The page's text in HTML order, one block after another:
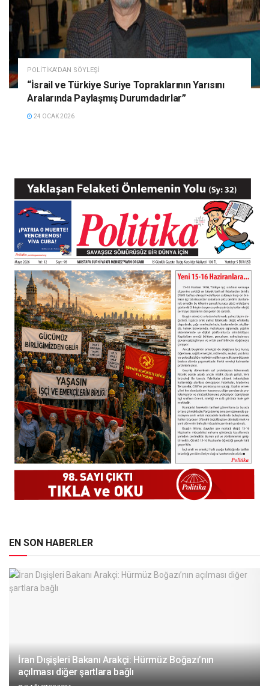
POLITIKA'DAN SÖYLEŞI
“İsrail ve Türkiye Suriye Topraklarının Yarısını
Aralarında Paylaşmış Durumdadırlar”
24 OCAK 2026
EN SON HABERLER
İran Dışişleri Bakanı Arakçi: Hürmüz Boğazı’nın
açılması diğer şartlara bağlı